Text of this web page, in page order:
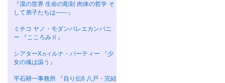
『漠の世界 生命の彫刻 肉体の哲学 そ
して弟子たちは――』
ミチコ ヤノ・モダンバレエカンパニ
ー 『こころみⅡ』
シアターΧカイ ルナ・パーティー 『少
女の魂は謳う』
平石耕一事務所 『自り伝6 八戸・完結